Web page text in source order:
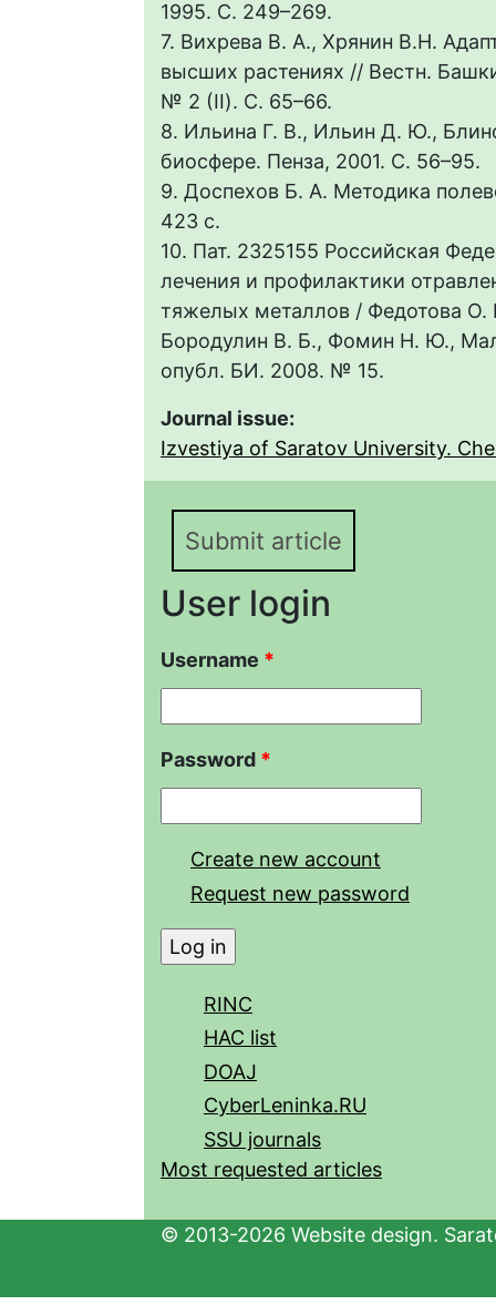
1995. С. 249–269.
7. Вихрева В. А., Хрянин В.Н.
высших растениях // Вестн.
№ 2 (II). C. 65–66.
8. Ильина Г. В., Ильин Д. Ю.,
биосфере. Пенза, 2001. С. 56–95.
9. Доспехов Б. А. Методика
423 с.
10. Пат. 2325155 Российская
лечения и профилактики
тяжелых металлов / Федотова О.
Бородулин В. Б., Фомин Н. Ю.,
опубл. БИ. 2008. № 15.
Journal issue:
Izvestiya of Saratov University.
Submit article
User login
Username *
Password *
Create new account
Request new password
RINC
HAC list
DOAJ
CyberLeninka.RU
SSU journals
Most requested articles
© 2013-2026 Website design.